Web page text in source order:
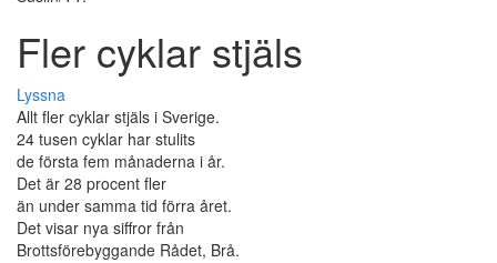
Fler cyklar stjäls
Lyssna
Allt fler cyklar stjäls i Sverige.
24 tusen cyklar har stulits
de första fem månaderna i år.
Det är 28 procent fler
än under samma tid förra året.
Det visar nya siffror från
Brottsförebyggande Rådet, Brå.